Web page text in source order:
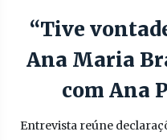
“Tive
Ana Maria
com Ana
Entrevista reúne